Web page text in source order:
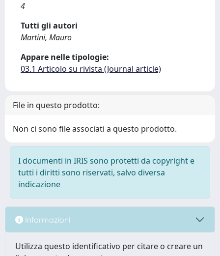
4
Tutti gli autori
Martini, Mauro
Appare nelle tipologie:
03.1 Articolo su rivista (Journal article)
File in questo prodotto:
Non ci sono file associati a questo prodotto.
I documenti in IRIS sono protetti da copyright e
tutti i diritti sono riservati, salvo diversa
indicazione
Informazioni
Utilizza questo identificativo per citare o creare un